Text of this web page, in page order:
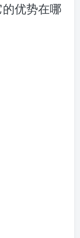
优势在哪